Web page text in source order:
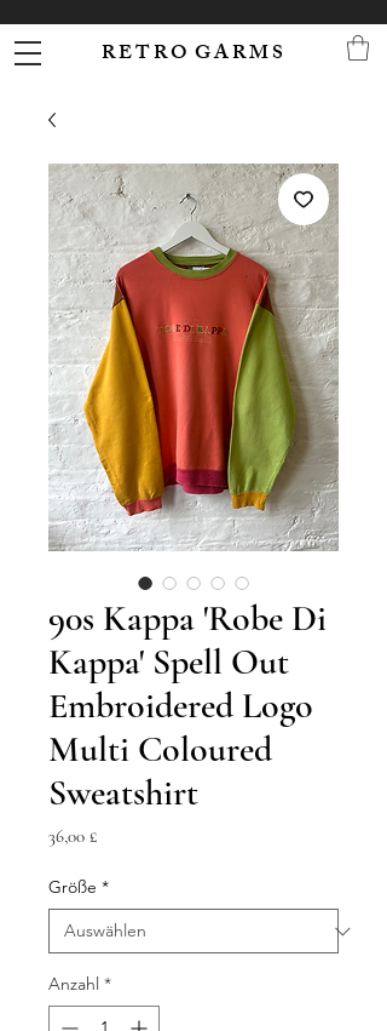
R E T R O G A R M S
90s Kappa 'Robe Di
Kappa' Spell Out
Embroidered Logo
Multi Coloured
Sweatshirt
36,00 £Preis
Größe *
Anzahl *